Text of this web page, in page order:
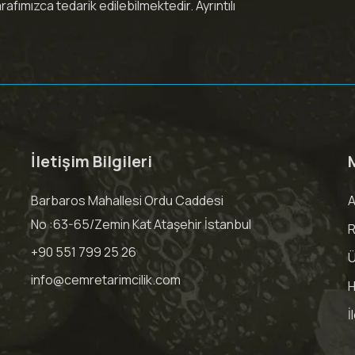
tedarik edilebilmektedir. Ayrıntılı
İletişim Bilgileri
Barbaros Mahallesi Ordu Caddesi
No :63-65/Zemin Kat Ataşehir İstanbul
+90 551 799 25 26
info@cemretarimcilik.com